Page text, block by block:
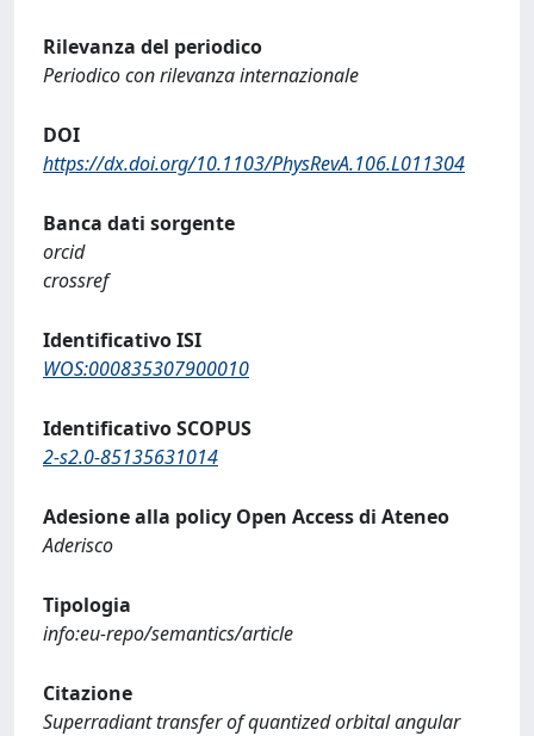
Rilevanza del periodico
Periodico con rilevanza internazionale
DOI
https://dx.doi.org/10.1103/PhysRevA.106.L011304
Banca dati sorgente
orcid
crossref
Identificativo ISI
WOS:000835307900010
Identificativo SCOPUS
2-s2.0-85135631014
Adesione alla policy Open Access di Ateneo
Aderisco
Tipologia
info:eu-repo/semantics/article
Citazione
Superradiant transfer of quantized orbital angular